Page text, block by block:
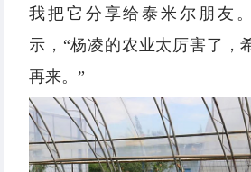
我把它分享给泰米尔朋友
示，“杨凌的农业太厉害了，
再来。”